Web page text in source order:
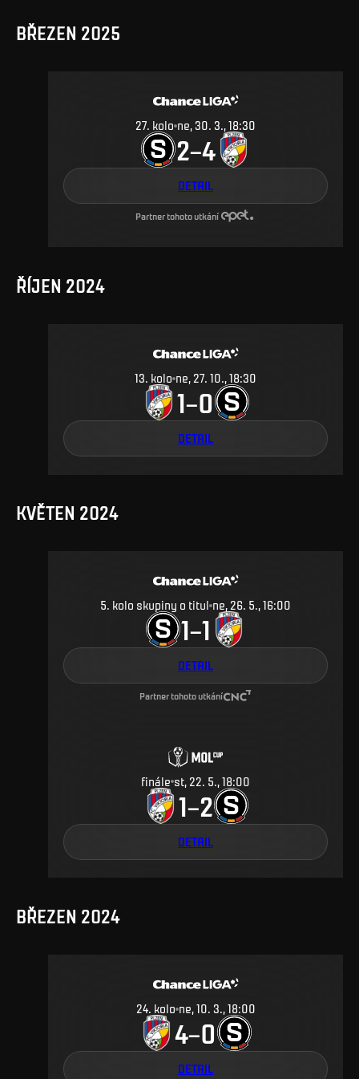
BŘEZEN 2025
27. kolo ne, 30. 3., 18:30
2–4
DETAIL
Partner tohoto utkání
ŘÍJEN 2024
13. kolo ne, 27. 10., 18:30
1–0
DETAIL
KVĚTEN 2024
5. kolo skupiny o titul ne, 26. 5., 16:00
1–1
DETAIL
Partner tohoto utkání
finále st, 22. 5., 18:00
1–2
DETAIL
BŘEZEN 2024
24. kolo ne, 10. 3., 18:00
4–0
DETAIL